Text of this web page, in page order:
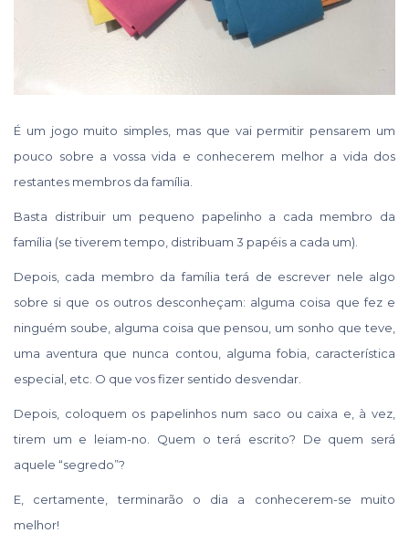
É um jogo muito simples, mas que vai permitir pensarem um
pouco sobre a vossa vida e conhecerem melhor a vida dos
restantes membros da família.
Basta distribuir um pequeno papelinho a cada membro da
família (se tiverem tempo, distribuam 3 papéis a cada um).
Depois, cada membro da família terá de escrever nele algo
sobre si que os outros desconheçam: alguma coisa que fez e
ninguém soube, alguma coisa que pensou, um sonho que teve,
uma aventura que nunca contou, alguma fobia, característica
especial, etc. O que vos fizer sentido desvendar.
Depois, coloquem os papelinhos num saco ou caixa e, à vez,
tirem um e leiam-no. Quem o terá escrito? De quem será
aquele “segredo”?
E, certamente, terminarão o dia a conhecerem-se muito
melhor!